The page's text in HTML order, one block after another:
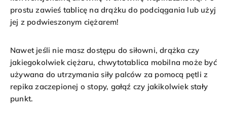
prostu zawieś tablicę na drążku do podciągania lub użyj
jej z podwieszonym ciężarem!
Nawet jeśli nie masz dostępu do siłowni, drążka czy
jakiegokolwiek ciężaru, chwytotablica mobilna może być
używana do utrzymania siły palców za pomocą pętli z
repika zaczepionej o stopy, gałąź czy jakikolwiek stały
punkt.